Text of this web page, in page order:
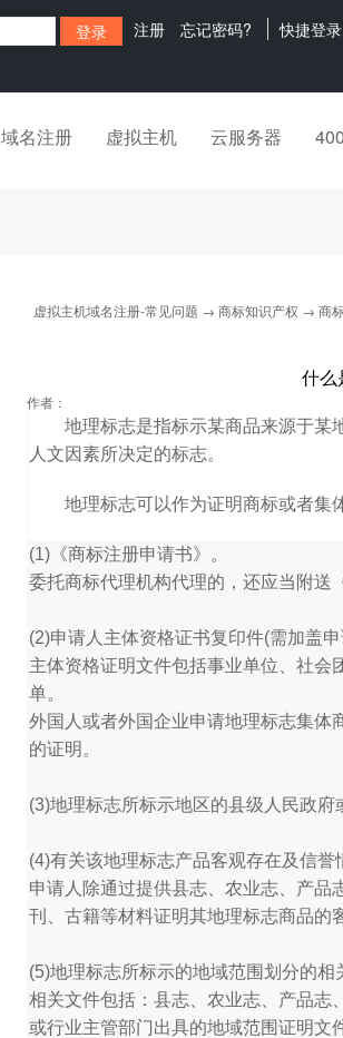
注册 忘记密码? 快捷登
域名注册 虚拟主机 云服务器
虚拟主机域名注册-常见问题 → 商标知识产权 → 商
什么
作者：
地理标志是指标示某商品来源于某地
人文因素所决定的标志。
地理标志可以作为证明商标或者集体
(1)《商标注册申请书》。
委托商标代理机构代理的，还应当附送
(2)申请人主体资格证书复印件(需加盖申
主体资格证明文件包括事业单位、社会
单。
外国人或者外国企业申请地理标志集体
的证明。
(3)地理标志所标示地区的县级人民政
(4)有关该地理标志产品客观存在及信誉
申请人除通过提供县志、农业志、产品
刊、古籍等材料证明其地理标志商品的
(5)地理标志所标示的地域范围划分的相
相关文件包括：县志、农业志、产品志
或行业主管部门出具的地域范围证明文